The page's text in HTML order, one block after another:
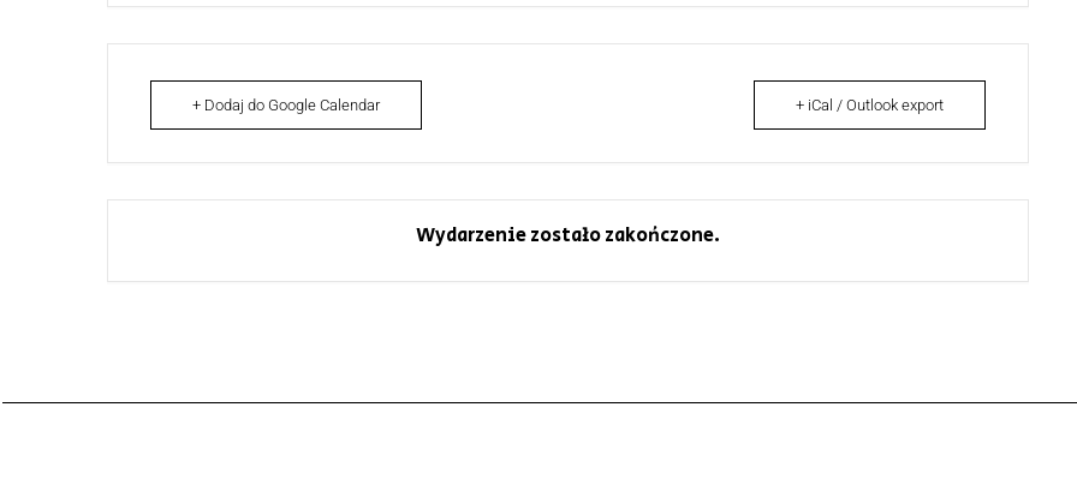
+ Dodaj do Google Calendar + iCal / Outlook export
Wydarzenie zostało zakończone.